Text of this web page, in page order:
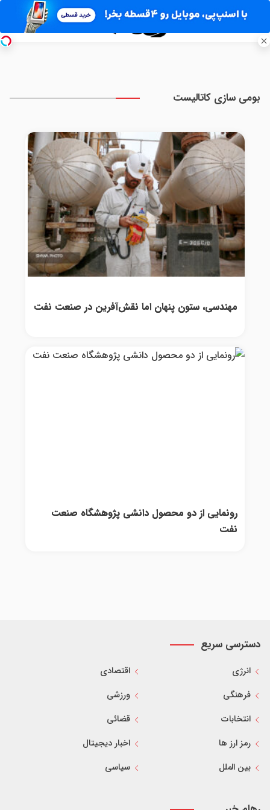
بومی سازی کاتالیست
مهندسی، ستون پنهان اما نقش‌آفرین در صنعت نفت
رونمایی از دو محصول دانشی پژوهشگاه صنعت
نفت
دسترسی سریع
انرژی
اقتصادی
فرهنگی
ورزشی
انتخابات
قضائی
رمز ارز ها
اخبار دیجیتال
بین الملل
سیاسی